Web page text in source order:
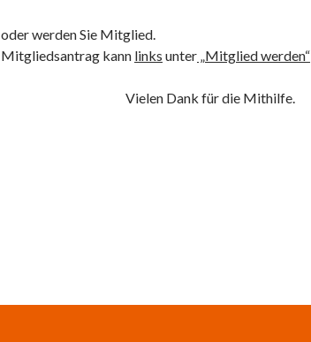
oder werden Sie Mitglied.
Mitgliedsantrag kann links unter „Mitglied werden“
Vielen Dank für die Mithilfe.